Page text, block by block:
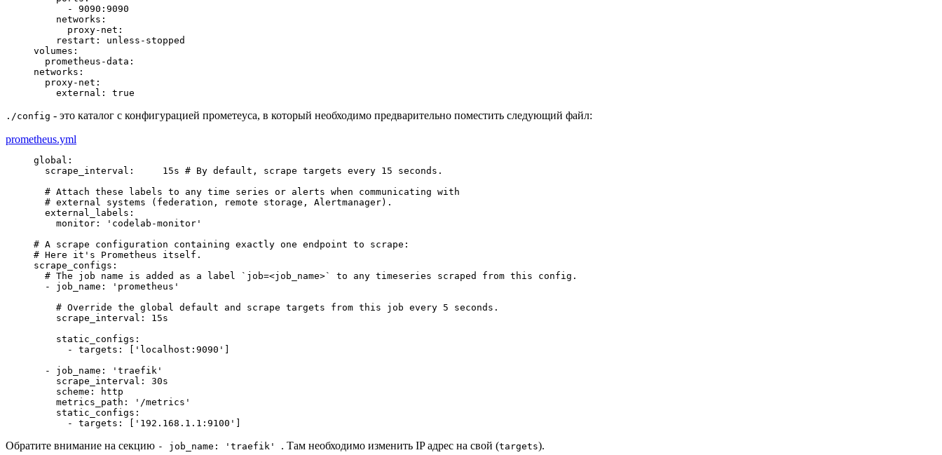
      - 9090:9090
    networks
:
      proxy-net
:
    restart
: unless-stopped
volumes :
  prometheus-data
:
networks :
  proxy-net
:
    external
: true
./config - это каталог с конфигурацией прометеуса, в который необходимо предварительно поместить следующий файл:
prometheus.yml
global :
  scrape_interval
:
    15s
# By default, scrape targets every 15 seconds.
# Attach these labels to any time series or alerts when communicating with
# external systems (federation, remote storage, Alertmanager).
  external_labels
:
    monitor
:
'codelab-monitor'
# A scrape configuration containing exactly one endpoint to scrape:
# Here it's Prometheus itself.
scrape_configs
# The job name is added as a label `job=<job_name>` to any timeseries scraped from this config.
  - job_name
:
'prometheus'
# Override the global default and scrape targets from this job every 5 seconds.
    scrape_interval
:
    static_configs
:
      - targets
: 'localhost:9090'
  - job_name
:
'traefik'
    scrape_interval
: 30s
    scheme
:
http
    metrics_path
:
'/metrics'
    static_configs
:
      - targets
: '192.168.1.1:9100'
Обратите внимание на секцию - job_name: 'traefik' . Там необходимо изменить IP адрес на свой (targets).